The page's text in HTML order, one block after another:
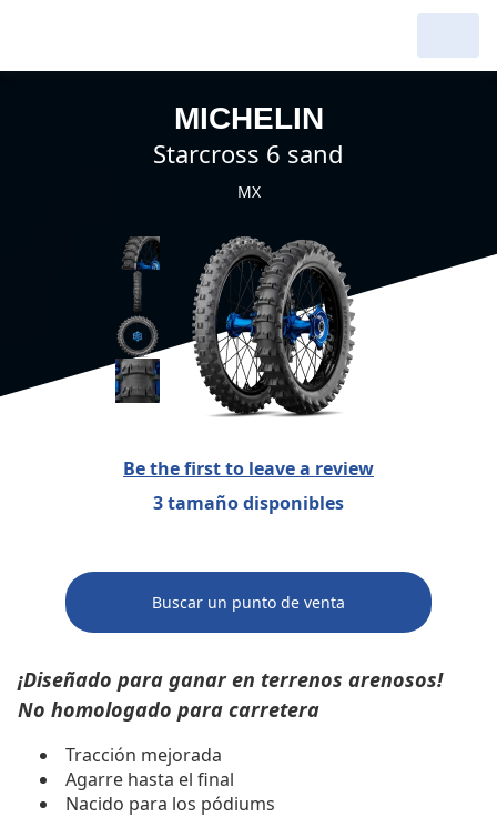
MICHELIN
starcross 6 sand
MX
Be the first to leave a review
3 tamaño disponibles
Buscar un punto de venta
¡Diseñado para ganar en terrenos arenosos!
No homologado para carretera
Tracción mejorada
Agarre hasta el final
Nacido para los pódiums